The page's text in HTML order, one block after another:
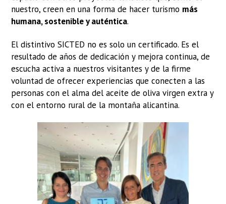
nuestro, creen en una forma de hacer turismo más
humana, sostenible y auténtica.
El distintivo SICTED no es solo un certificado. Es el
resultado de años de dedicación y mejora continua, de
escucha activa a nuestros visitantes y de la firme
voluntad de ofrecer experiencias que conecten a las
personas con el alma del aceite de oliva virgen extra y
con el entorno rural de la montaña alicantina.